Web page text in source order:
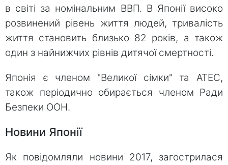
в світі за номінальним ВВП. В Японії високо
розвинений рівень життя людей, тривалість
життя становить близько 82 років, а також
один з найнижчих рівнів дитячої смертності.
Японія є членом "Великої сімки" та АТЕС,
також періодично обирається членом Ради
Безпеки ООН.
Новини Японії
Як повідомляли новини 2017, загострилася